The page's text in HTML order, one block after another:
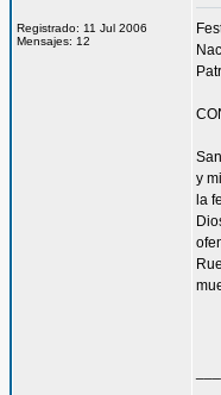
Registrado: 11 Jul 2006
Mensajes: 12
y
la